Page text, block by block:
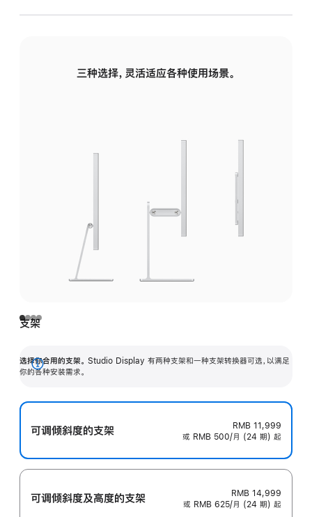
三种选择，灵活适应各种使用场景。
支架
选择你合用的支架。 Studio Display 有两种支架和一种支架转换器可选，以满足
你的各种安装需求。
展
可调倾斜度的支架
RMB 11,999
或 RMB 500/月 (24 期) 起
可调倾斜度及高‍度的支‍架
RMB 14,999
或 RMB 625/月 (24 期) 起